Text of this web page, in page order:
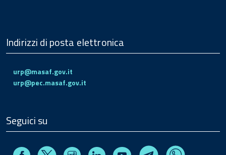
Indirizzi di posta elettronica
urp@masaf.gov.it
urp@pec.masaf.gov.it
Seguici su
Facebook InstagramLinkedin Youtube